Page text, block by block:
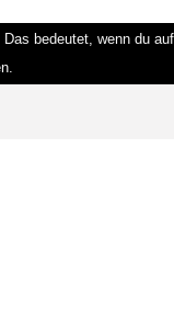
bedeutet, wenn du